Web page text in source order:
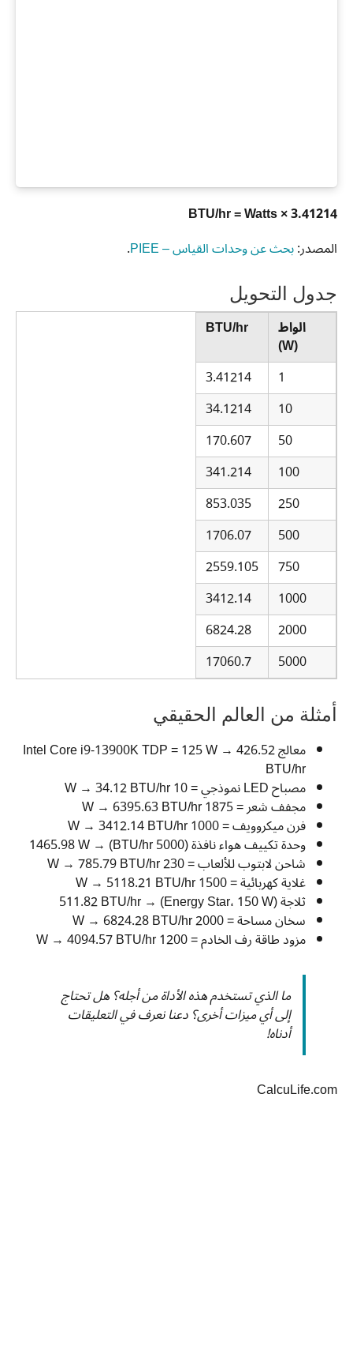
BTU/hr = Watts × 3.41214
المصدر:بحث عن وحدات القياس – PIEE .
جدول التحويل
الواط
(W)
BTU/hr
1
3.41214
10
34.1214
50
170.607
100
341.214
250
853.035
500
1706.07
750
2559.105
1000
3412.14
2000
6824.28
5000
17060.7
أمثلة من العالم الحقيقي
معالج Intel Core i9-13900K TDP = 125 W → 426.52
BTU/hr
مصباح LED نموذجي = 10 W → 34.12 BTU/hr
مجفف شعر = 1875 W → 6395.63 BTU/hr
فرن ميكروويف = 1000 W → 3412.14 BTU/hr
وحدة تكييف هواء نافذة (5000 BTU/hr) → 1465.98 W
شاحن لابتوب للألعاب = 230 W → 785.79 BTU/hr
غلاية كهربائية = 1500 W → 5118.21 BTU/hr
ثلاجة (Energy Star، 150 W) → 511.82 BTU/hr
سخان مساحة = 2000 W → 6824.28 BTU/hr
مزود طاقة رف الخادم = 1200 W → 4094.57 BTU/hr
ما الذي تستخدم هذه الأداة من أجله؟ هل تحتاج
إلى أي ميزات أخرى؟ دعنا نعرف في التعليقات
أدناه!
CalcuLife.com